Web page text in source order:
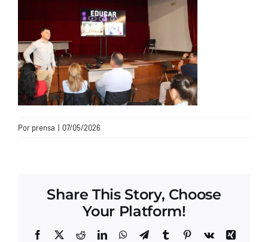
Por prensa | 07/05/2026
Share This Story, Choose
Your Platform!
Facebook
X RedditLinkedInWhatsApp
TelegramTumblrPinterest
Vk
Xing